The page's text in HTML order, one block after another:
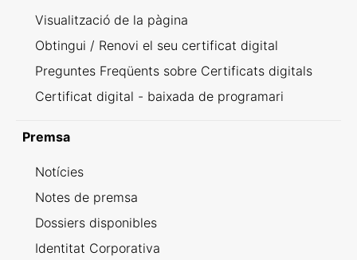
Visualització de la pàgina
Obtingui / Renovi el seu certificat digital
Preguntes Freqüents sobre Certificats digitals
Certificat digital - baixada de programari
Premsa
Notícies
Notes de premsa
Dossiers disponibles
Identitat Corporativa